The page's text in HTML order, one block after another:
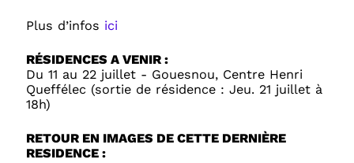
Plus d’infos ici
RÉSIDENCES A VENIR :
Du 11 au 22 juillet - Gouesnou, Centre Henri
Queffélec (sortie de résidence : Jeu. 21 juillet à
18h)
RETOUR EN IMAGES DE CETTE DERNIÈRE
RESIDENCE :